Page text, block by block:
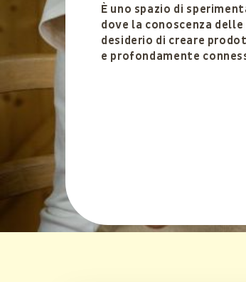
È uno spazio di
dove la conoscenza
desiderio di creare
e profondamente